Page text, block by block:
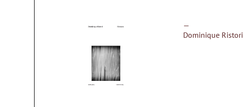
—
Dominique Ristori